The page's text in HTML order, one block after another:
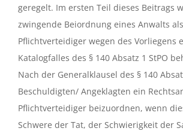
geregelt. Im ersten Teil dieses Beitrags
zwingende Beiordnung eines Anwalts als
Pflichtverteidiger wegen des Vorliegens
Katalogfalles des § 140 Absatz 1 StPO
Nach der Generalklausel des § 140
Beschuldigten/ Angeklagten ein
Pflichtverteidiger beizuordnen, wenn
Schwere der Tat, der Schwierigkeit der